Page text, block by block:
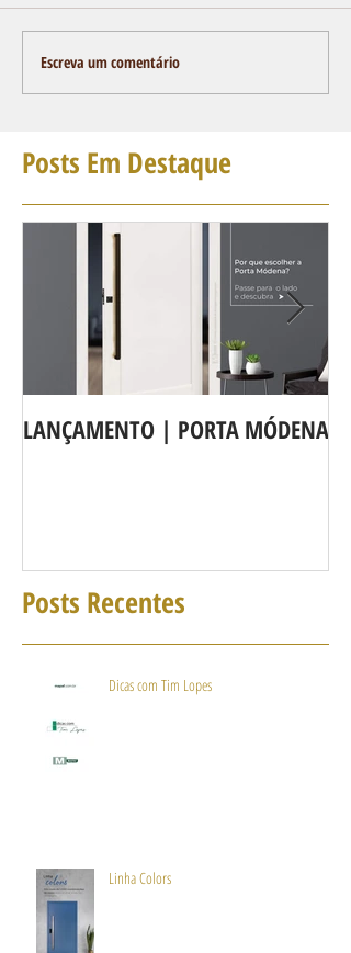
Escreva um comentário
Posts Em Destaque
LANÇAMENTO | PORTA MÓDENA
Posts Recentes
Dicas com Tim Lopes
Linha Colors